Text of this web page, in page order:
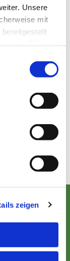
Unsere
mit
zeigen
13:15
Mag.
Wart